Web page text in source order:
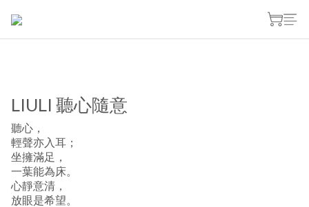
LIULI 聽心隨意
聽心，
輕聲亦入耳；
坐擁滿足，
一葉能為床。
心靜意清，
放眼是希望。